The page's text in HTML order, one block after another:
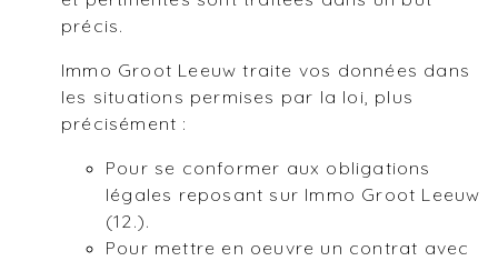
précis.
Immo Groot Leeuw traite vos données dans
les situations permises par la loi, plus
précisément :
Pour se conformer aux obligations
légales reposant sur Immo Groot Leeuw
(12.).
Pour mettre en oeuvre un contrat avec